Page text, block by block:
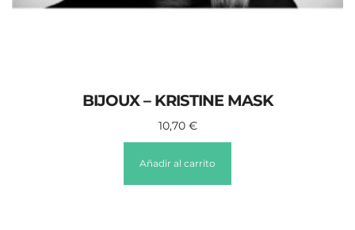
BIJOUX – KRISTINE MASK
10,70 €
Añadir al carrito